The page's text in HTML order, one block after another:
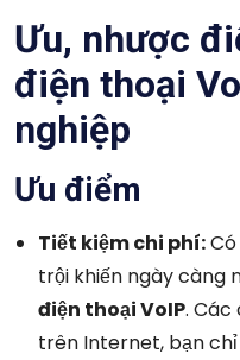
Ưu, nhược
điện thoại
nghiệp
Ưu điểm
Tiết kiệm chi phí:
trội khiến ngày càng
điện thoại VoIP. Các
trên Internet, bạn